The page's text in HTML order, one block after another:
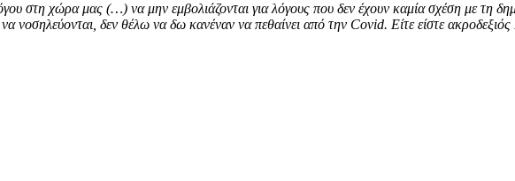
στη χώρα μας (…) να μην εμβολιάζονται για λόγους που δεν έχουν καμία σχέση με τη
νοσηλεύονται, δεν θέλω να δω κανέναν να πεθαίνει από την Covid. Είτε είστε